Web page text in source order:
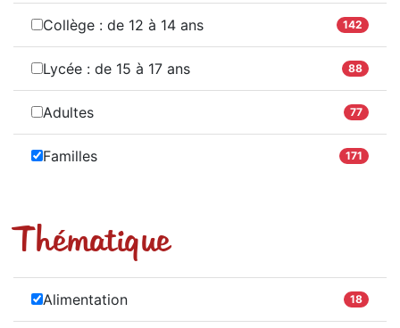
Collège : de 12 à 14 ans 142
Lycée : de 15 à 17 ans 88
Adultes 77
Familles 171
Thématique
Alimentation 18